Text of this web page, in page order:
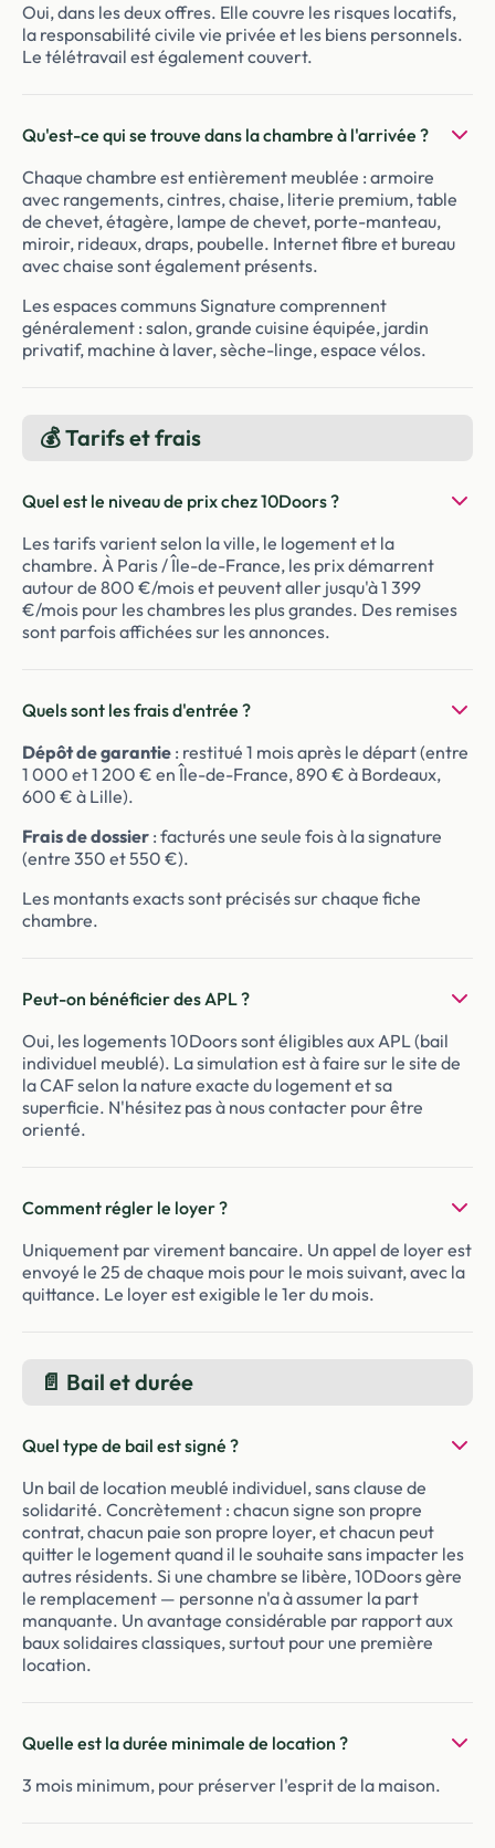
Oui, dans les deux offres. Elle couvre les risques locatifs,
la responsabilité civile vie privée et les biens personnels.
Le télétravail est également couvert.
Qu'est-ce qui se trouve dans la chambre à l'arrivée ?
Chaque chambre est entièrement meublée : armoire
avec rangements, cintres, chaise, literie premium, table
de chevet, étagère, lampe de chevet, porte-manteau,
miroir, rideaux, draps, poubelle. Internet fibre et bureau
avec chaise sont également présents.
Les espaces communs Signature comprennent
généralement : salon, grande cuisine équipée, jardin
privatif, machine à laver, sèche-linge, espace vélos.
💰 Tarifs et frais
Quel est le niveau de prix chez 10Doors ?
Les tarifs varient selon la ville, le logement et la
chambre. À Paris / Île-de-France, les prix démarrent
autour de 800 €/mois et peuvent aller jusqu'à 1 399
€/mois pour les chambres les plus grandes. Des remises
sont parfois affichées sur les annonces.
Quels sont les frais d'entrée ?
Dépôt de garantie : restitué 1 mois après le départ (entre
1 000 et 1 200 € en Île-de-France, 890 € à Bordeaux,
600 € à Lille).
Frais de dossier : facturés une seule fois à la signature
(entre 350 et 550 €).
Les montants exacts sont précisés sur chaque fiche
chambre.
Peut-on bénéficier des APL ?
Oui, les logements 10Doors sont éligibles aux APL (bail
individuel meublé). La simulation est à faire sur le site de
la CAF selon la nature exacte du logement et sa
superficie. N'hésitez pas à nous contacter pour être
orienté.
Comment régler le loyer ?
Uniquement par virement bancaire. Un appel de loyer est
envoyé le 25 de chaque mois pour le mois suivant, avec la
quittance. Le loyer est exigible le 1er du mois.
📄 Bail et durée
Quel type de bail est signé ?
Un bail de location meublé individuel, sans clause de
solidarité. Concrètement : chacun signe son propre
contrat, chacun paie son propre loyer, et chacun peut
quitter le logement quand il le souhaite sans impacter les
autres résidents. Si une chambre se libère, 10Doors gère
le remplacement — personne n'a à assumer la part
manquante. Un avantage considérable par rapport aux
baux solidaires classiques, surtout pour une première
location.
Quelle est la durée minimale de location ?
3 mois minimum, pour préserver l'esprit de la maison.